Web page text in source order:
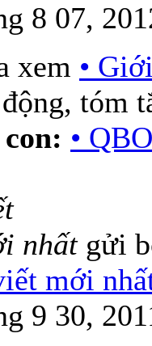
8 07,
•
tóm
•
nhấtgửi
9 30,